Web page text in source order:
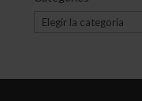
Categories